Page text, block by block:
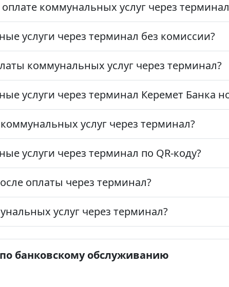
коммунальных услуг через
услуги через терминал без комиссии?
коммунальных услуг через терминал?
услуги через терминал Керемет Банка
услуг через терминал?
услуги через терминал по QR-коду?
оплаты через терминал?
услуг через терминал?
банковскому обслуживанию